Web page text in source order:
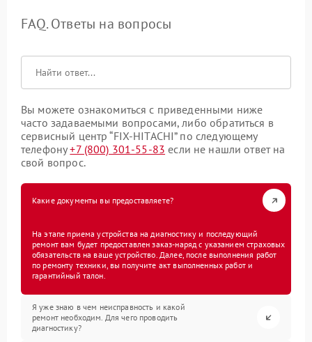
FAQ. Ответы на вопросы
Вы можете ознакомиться с приведенными ниже
часто задаваемыми вопросами, либо обратиться в
сервисный центр “FIX-HITACHI” по следующему
телефону+7 (800) 301-55-83 если не нашли ответ на
свой вопрос.
Какие документы вы предоставляете?
На этапе приема устройства на диагностику и последующий
ремонт вам будет предоставлен заказ-наряд с указанием страховых
обязательств на ваше устройство. Далее, после выполнения работ
по ремонту техники, вы получите акт выполненных работ и
гарантийный талон.
Я уже знаю в чем неисправность и какой
ремонт необходим. Для чего проводить
диагностику?